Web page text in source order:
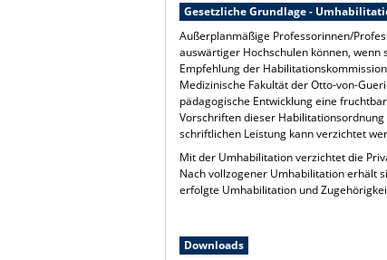
Gesetzliche Grundlage -
Außerplanmäßige Professorinnen/
auswärtiger Hochschulen können,
Empfehlung der
Medizinische Fakultät der Otto-von-
pädagogische Entwicklung eine
Vorschriften dieser
schriftlichen Leistung kann verzichtet
Mit der Umhabilitation verzichtet die
Nach vollzogener Umhabilitation erhält
erfolgte Umhabilitation und
Downloads